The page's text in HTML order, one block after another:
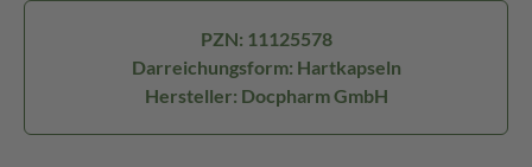
PZN: 11125578
Darreichungsform: Hartkapseln
Hersteller: Docpharm GmbH